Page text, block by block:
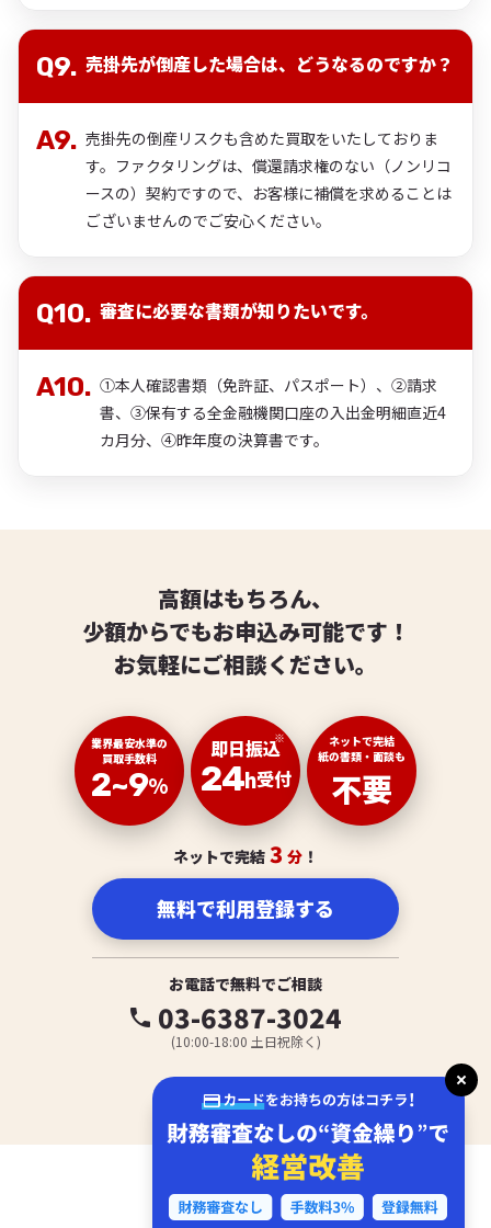
売掛先が倒産した場合は、どうなるのですか？
売掛先の倒産リスクも含めた買取をいたしておりま
す。ファクタリングは、償還請求権のない（ノンリコ
ースの）契約ですので、お客様に補償を求めることは
ございませんのでご安心ください。
審査に必要な書類が知りたいです。
①本人確認書類（免許証、パスポート）、②請求
書、③保有する全金融機関口座の入出金明細直近4
カ月分、④昨年度の決算書です。
高額はもちろん、
少額からでもお申込み可能です！
お気軽にご相談ください。
業界最安水準の
買取手数料
2~9%
即日振込※
24h受付
ネットで完結
紙の書類・面談も
不要
※ 審査状況によって異なります
ネットで完結 3 分 ！
無料で利用登録する
お電話で無料でご相談
phone 03-6387-3024
(10:00-18:00 土日祝除く)
運営会社